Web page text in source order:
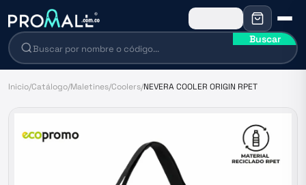
Buscar
Inicio/Catálogo/Maletines/Coolers/NEVERA COOLER ORIGIN RPET